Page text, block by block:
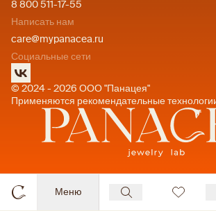
Меню
8 800 511-17-55
Написать нам
care@mypanacea.ru
Социальные сети
© 2024 - 2026 ООО "Панацея"
Применяются рекомендательные